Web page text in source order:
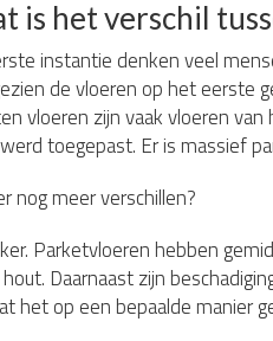
is het verschil
instantie denken veel
de vloeren op het eerste
vloeren zijn vaak vloeren
toegepast. Er is massief
nog meer verschillen?
Parketvloeren hebben
Daarnaast zijn
het op een bepaalde manier